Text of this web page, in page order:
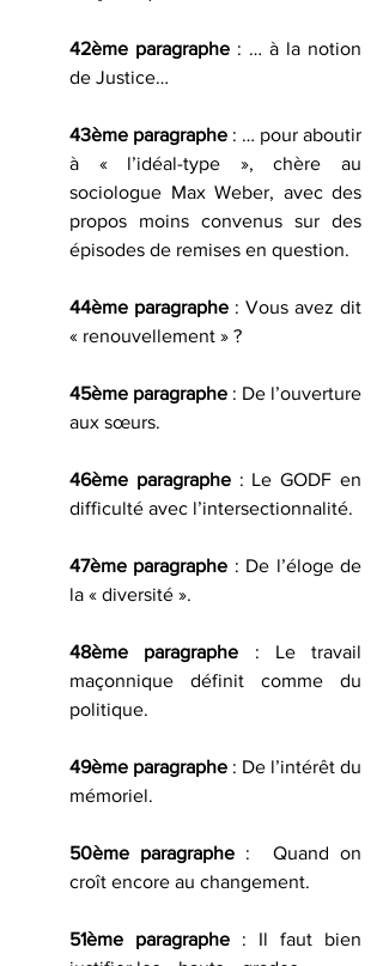
42ème paragraphe : … à la notion
de Justice…
43ème paragraphe : … pour aboutir
à « l’idéal-type », chère au
sociologue Max Weber, avec des
propos moins convenus sur des
épisodes de remises en question.
44ème paragraphe : Vous avez dit
« renouvellement » ?
45ème paragraphe : De l’ouverture
aux sœurs.
46ème paragraphe : Le GODF en
difficulté avec l’intersectionnalité.
47ème paragraphe : De l’éloge de
la « diversité ».
48ème paragraphe : Le travail
maçonnique définit comme du
politique.
49ème paragraphe : De l’intérêt du
mémoriel.
50ème paragraphe :  Quand on
croît encore au changement.
51ème paragraphe : Il faut bien